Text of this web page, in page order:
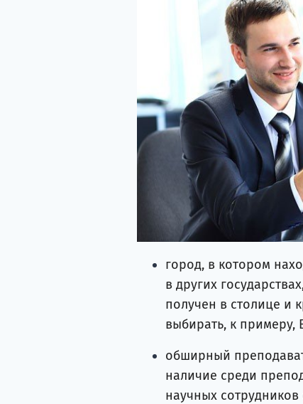
город, в котором
в других
получен в столице и
выбирать, к
обширный
наличие среди
научных